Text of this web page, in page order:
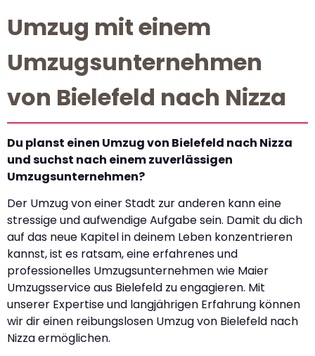
Umzug mit einem
Umzugsunternehmen
von Bielefeld nach Nizza
Du planst einen Umzug von Bielefeld nach Nizza
und suchst nach einem zuverlässigen
Umzugsunternehmen?
Der Umzug von einer Stadt zur anderen kann eine
stressige und aufwendige Aufgabe sein. Damit du dich
auf das neue Kapitel in deinem Leben konzentrieren
kannst, ist es ratsam, eine erfahrenes und
professionelles Umzugsunternehmen wie Maier
Umzugsservice aus Bielefeld zu engagieren. Mit
unserer Expertise und langjährigen Erfahrung können
wir dir einen reibungslosen Umzug von Bielefeld nach
Nizza ermöglichen.